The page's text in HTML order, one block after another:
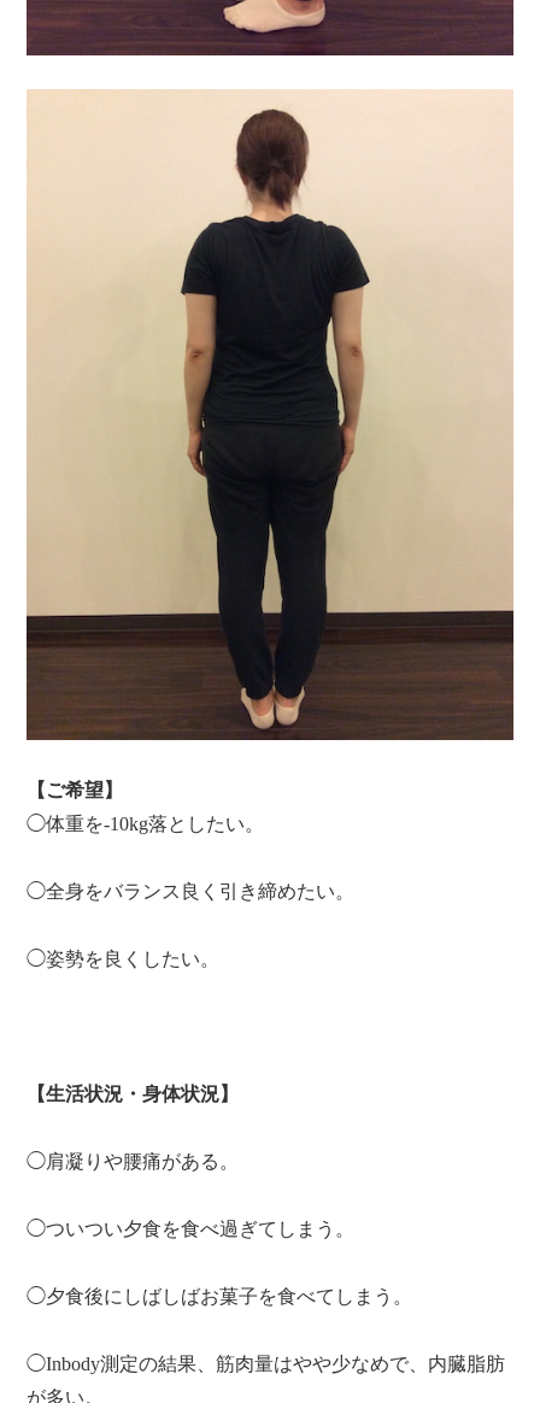
【ご希望】
◯体重を-10kg落としたい。
◯全身をバランス良く引き締めたい。
◯姿勢を良くしたい。
【生活状況・身体状況】
◯肩凝りや腰痛がある。
◯ついつい夕食を食べ過ぎてしまう。
◯夕食後にしばしばお菓子を食べてしまう。
◯Inbody測定の結果、筋肉量はやや少なめで、内臓脂肪
が多い。